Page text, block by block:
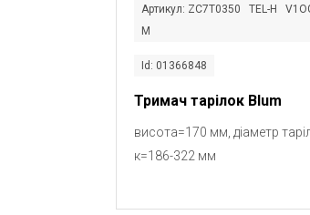
Артикул: ZC7T0350 TEL-H
M
Id: 01366848
Тримач тарілок Blum
висота=170 мм, діаметр
к=186-322 мм